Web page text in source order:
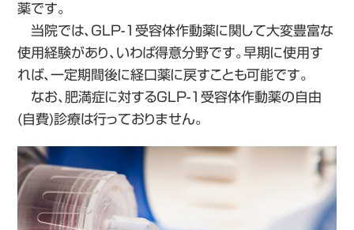
薬です。
当院では、GLP-1受容体作動薬に関して大変豊富な
使用経験があり、いわば得意分野です。早期に使用す
れば、一定期間後に経口薬に戻すことも可能です。
なお、肥満症に対するGLP-1受容体作動薬の自由
(自費)診療は行っておりません。